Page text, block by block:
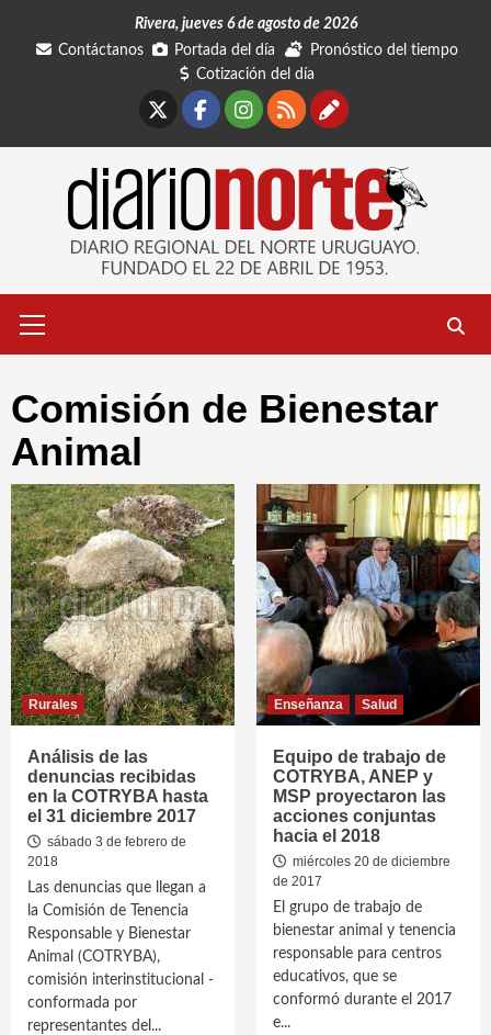
Rivera, jueves 6 de agosto de 2026
Contáctanos
Portada del día
Pronóstico del tiempo
Cotización del día
Facebook
Instagram
RSSContáctanos
primario
Comisión de Bienestar
Animal
Rurales
Análisis de las
denuncias recibidas
en la COTRYBA hasta
el 31 diciembre 2017
sábado 3 de febrero de
2018
Las denuncias que llegan a
la Comisión de Tenencia
Responsable y Bienestar
Animal (COTRYBA),
comisión interinstitucional -
conformada por
representantes del...
Enseñanza Salud
Equipo de trabajo de
COTRYBA, ANEP y
MSP proyectaron las
acciones conjuntas
hacia el 2018
miércoles 20 de diciembre
de 2017
El grupo de trabajo de
bienestar animal y tenencia
responsable para centros
educativos, que se
conformó durante el 2017
e...